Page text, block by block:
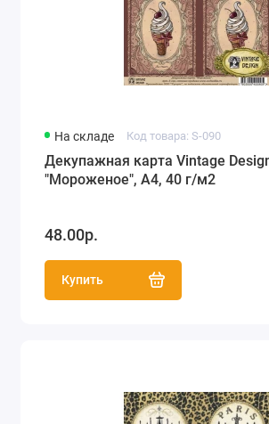
На складе Код товара: S-090
Декупажная карта Vintage
"Мороженое", А4, 40 г/м2
48.00р.
Купить